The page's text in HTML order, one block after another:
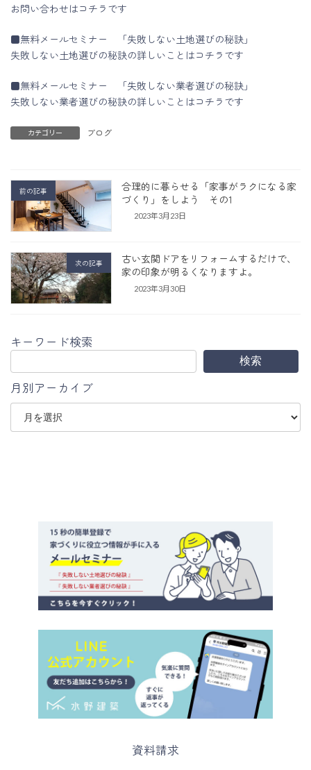
お問い合わせはコチラです
■無料メールセミナー 「失敗しない土地選びの秘訣」
失敗しない土地選びの秘訣の詳しいことはコチラです
■無料メールセミナー 「失敗しない業者選びの秘訣」
失敗しない業者選びの秘訣の詳しいことはコチラです
カテゴリー ブログ
前の記事
合理的に暮らせる「家事がラクになる家
づくり」をしよう その1
2023年3月23日
次の記事
古い玄関ドアをリフォームするだけで、
家の印象が明るくなりますよ。
2023年3月30日
キーワード検索
検索
月別アーカイブ
ア
カ
資料請求